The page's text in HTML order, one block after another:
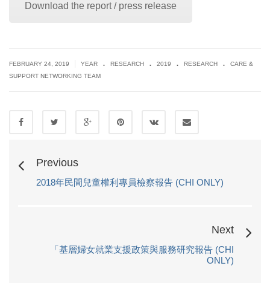
Download the report / press release
FEBRUARY 24, 2019 YEAR . RESEARCH . 2019 . RESEARCH .
CARE &
SUPPORT NETWORKING TEAM
Previous
2018年民間兒童權利專員檢察報告 (CHI ONLY)
Next
「基層婦女就業支援政策與服務研究報告 (CHI
ONLY)